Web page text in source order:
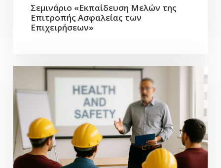
Σεμινάριο «Εκπαίδευση Μελών της
Επιτροπής Ασφαλείας των
Επιχειρήσεων»